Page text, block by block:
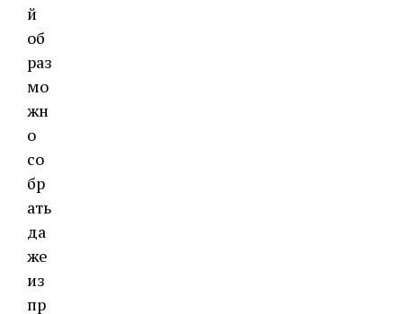
й
об
раз
мо
жн
о
со
бр
ать
да
же
из
пр